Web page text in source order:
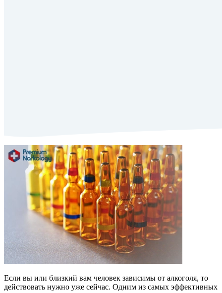
Если вы или близкий вам человек зависимы от алкоголя, то
действовать нужно уже сейчас. Одним из самых эффективных